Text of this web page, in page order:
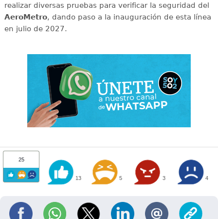
realizar diversas pruebas para verificar la seguridad del
AeroMetro, dando paso a la inauguración de esta línea
en julio de 2027.
25
13 5 3 4